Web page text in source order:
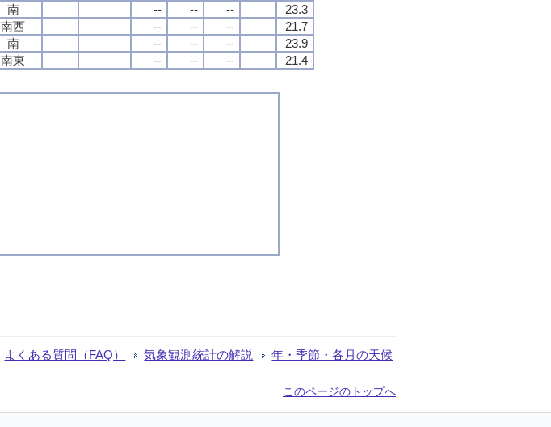
南 -- -- --
23.3
南西 -- -- --
21.7
南 -- -- --
23.9
南東 -- -- -- 21.4
よくある質問（FAQ） 気象観測統計の解説 年・季節・各月の天候
このページのトップへ